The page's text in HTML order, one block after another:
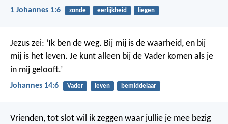
1 Johannes 1:6 zonde eerlijkheid liegen
Jezus zei: ‘Ik ben de weg. Bij mij is de waarheid, en bij
mij is het leven. Je kunt alleen bij de Vader komen als je
in mij gelooft.’
Johannes 14:6 Vader leven bemiddelaar
Vrienden, tot slot wil ik zeggen waar jullie je mee bezig